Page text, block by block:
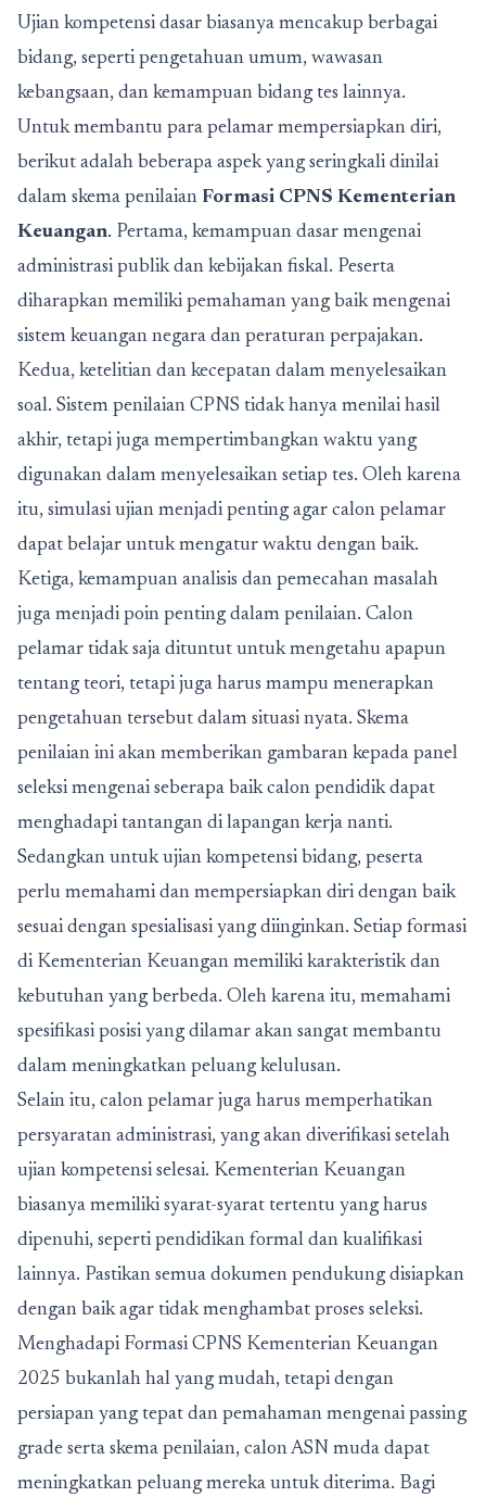
Ujian kompetensi dasar biasanya mencakup berbagai
bidang, seperti pengetahuan umum, wawasan
kebangsaan, dan kemampuan bidang tes lainnya.
Untuk membantu para pelamar mempersiapkan diri,
berikut adalah beberapa aspek yang seringkali dinilai
dalam skema penilaian Formasi CPNS Kementerian
Keuangan. Pertama, kemampuan dasar mengenai
administrasi publik dan kebijakan fiskal. Peserta
diharapkan memiliki pemahaman yang baik mengenai
sistem keuangan negara dan peraturan perpajakan.
Kedua, ketelitian dan kecepatan dalam menyelesaikan
soal. Sistem penilaian CPNS tidak hanya menilai hasil
akhir, tetapi juga mempertimbangkan waktu yang
digunakan dalam menyelesaikan setiap tes. Oleh karena
itu, simulasi ujian menjadi penting agar calon pelamar
dapat belajar untuk mengatur waktu dengan baik.
Ketiga, kemampuan analisis dan pemecahan masalah
juga menjadi poin penting dalam penilaian. Calon
pelamar tidak saja dituntut untuk mengetahu apapun
tentang teori, tetapi juga harus mampu menerapkan
pengetahuan tersebut dalam situasi nyata. Skema
penilaian ini akan memberikan gambaran kepada panel
seleksi mengenai seberapa baik calon pendidik dapat
menghadapi tantangan di lapangan kerja nanti.
Sedangkan untuk ujian kompetensi bidang, peserta
perlu memahami dan mempersiapkan diri dengan baik
sesuai dengan spesialisasi yang diinginkan. Setiap formasi
di Kementerian Keuangan memiliki karakteristik dan
kebutuhan yang berbeda. Oleh karena itu, memahami
spesifikasi posisi yang dilamar akan sangat membantu
dalam meningkatkan peluang kelulusan.
Selain itu, calon pelamar juga harus memperhatikan
persyaratan administrasi, yang akan diverifikasi setelah
ujian kompetensi selesai. Kementerian Keuangan
biasanya memiliki syarat-syarat tertentu yang harus
dipenuhi, seperti pendidikan formal dan kualifikasi
lainnya. Pastikan semua dokumen pendukung disiapkan
dengan baik agar tidak menghambat proses seleksi.
Menghadapi Formasi CPNS Kementerian Keuangan
2025 bukanlah hal yang mudah, tetapi dengan
persiapan yang tepat dan pemahaman mengenai passing
grade serta skema penilaian, calon ASN muda dapat
meningkatkan peluang mereka untuk diterima. Bagi